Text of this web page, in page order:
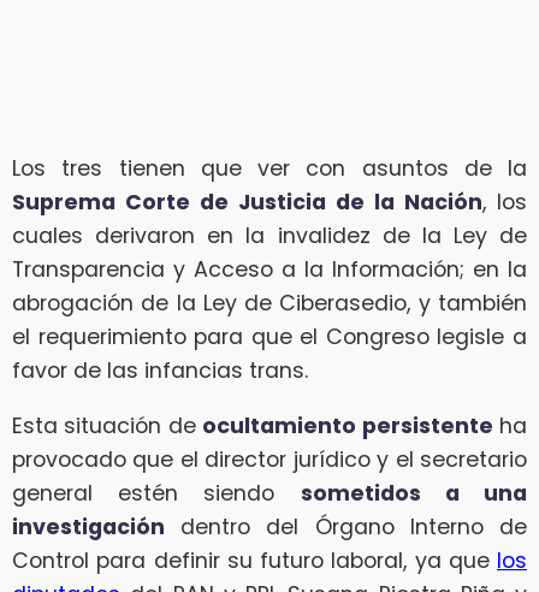
Los tres tienen que ver con asuntos de la
Suprema Corte de Justicia de la Nación, los
cuales derivaron en la invalidez de la Ley de
Transparencia y Acceso a la Información; en la
abrogación de la Ley de Ciberasedio, y también
el requerimiento para que el Congreso legisle a
favor de las infancias trans.
Esta situación de ocultamiento persistente ha
provocado que el director jurídico y el secretario
general estén siendo sometidos a una
investigación dentro del Órgano Interno de
Control para definir su futuro laboral, ya que los